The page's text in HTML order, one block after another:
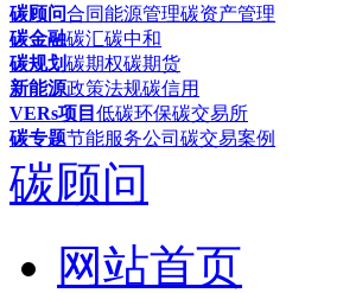
碳顾问合同能源管理碳资产管理
碳金融碳汇碳中和
碳规划碳期权碳期货
新能源政策法规碳信用
VERs项目 低碳环保碳交易所
碳专题节能服务公司 碳交易案例
碳顾问
网站首页